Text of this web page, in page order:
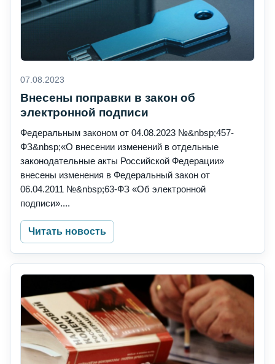
07.08.2023
Внесены поправки в закон об
электронной подписи
Федеральным законом от 04.08.2023 №&nbsp;457-
ФЗ&nbsp;«О внесении изменений в отдельные
законодательные акты Российской Федерации»
внесены изменения в Федеральный закон от
06.04.2011 №&nbsp;63-ФЗ «Об электронной
подписи»....
Читать новость